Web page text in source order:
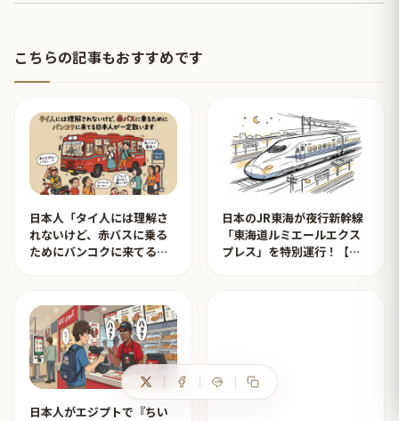
こちらの記事もおすすめです
日本人「タイ人には理解さ
れないけど、赤バスに乗る
ためにバンコクに来てる日
日本のJR東海が夜行新幹線
「東海道ルミエールエクス
プレス」を特別運行！【タ
日本人がエジプトで『ちい